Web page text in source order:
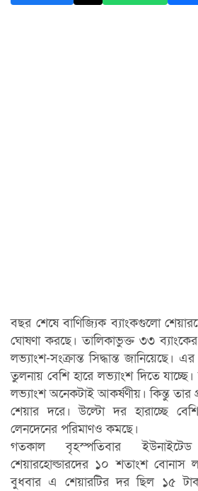
বছর শেষে বাণিজ্যিক ব্যাংকগুলো
ঘোষণা করছে। তালিকাভুক্ত ৩৩
লভ্যাংশ-সংক্রান্ত সিদ্ধান্ত জানিয়েছে।
তুলনায় বেশি হারে লভ্যাংশ দিতে
লভ্যাংশ অনেকটাই আকর্ষণীয়। কিন্তু তার
শেয়ার দরে। উল্টো দর হারাচ্ছে
লেনদেনের পরিমাণও কমছে।
গতকাল বৃহস্পতিবার ইউনাইটেড
শেয়ারহোল্ডারদের ১০ শতাংশ বোনাস
বুধবার এ শেয়ারটির দর ছিল ১৫